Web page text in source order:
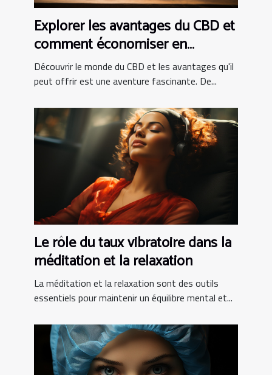
Explorer les avantages du CBD et
comment économiser en
achetant en ligne
Découvrir le monde du CBD et les avantages qu'il
peut offrir est une aventure fascinante. De...
Le rôle du taux vibratoire dans la
méditation et la relaxation
La méditation et la relaxation sont des outils
essentiels pour maintenir un équilibre mental et...